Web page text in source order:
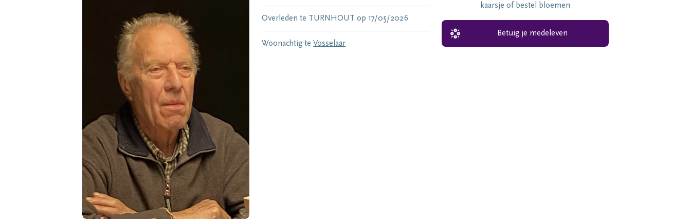
Overleden te TURNHOUT op 17/05/2026
Woonachtig te Vosselaar
kaarsje of bestel bloemen
Betuig je medeleven